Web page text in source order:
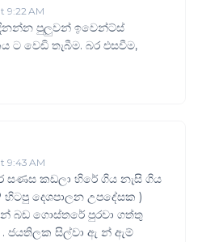
9:22 AM
පුලුවන් ඉවෙන්ට්ස්
වෙඩි තැබීම. බර එසවීම,
9:43 AM
සණස කඩලා හිරේ ගිය නැසි ගිය
දෙශපාලන උපදේසක )
බඩ ගොස්තරේ පුරවා ගත්තු
ජයතිලක සිල්වා ඇ න් ඇම්